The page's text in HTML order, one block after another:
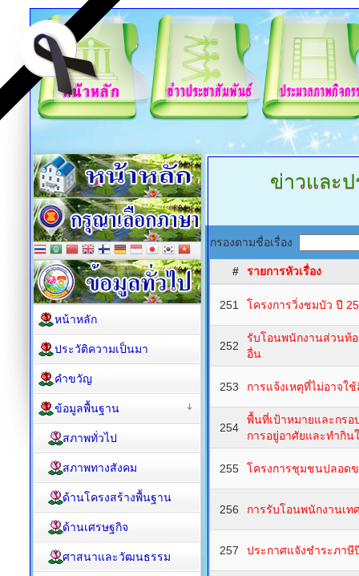
ข่าวและ
กรองตามชื่อเรื่อง
# รายการหัวเรื่อง
251 โครงการวิ่งชมบัว ปี
252
รับโอนพนักงานส่วนท้
อื่น
253 การแจ้งเหตุที่ไม่อาจใ
254
พื้นที่เป้าหมายและกร
การอยู่อาศัยและทำกิ
255 โครงการชุมชนปลอดข
256 การรับโอนพนักงานเ
257 ประกาศแจังชำระภา
หน้าหลัก
ประวัติความเป็นมา
คำขวัญ
ข้อมูลพื้นฐาน
สภาพทั่วไป
สภาพทางสังคม
ด้านโครงสร้างพื้นฐาน
ด้านเศรษฐกิจ
ศาสนาและวัฒนธรรม